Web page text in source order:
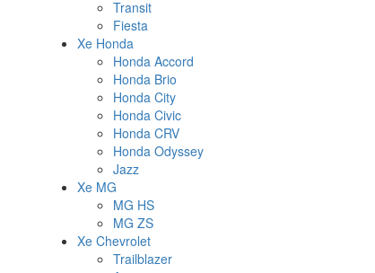
Transit
Fiesta
Xe Honda
Honda Accord
Honda Brio
Honda City
Honda Civic
Honda CRV
Honda Odyssey
Jazz
Xe MG
MG HS
MG ZS
Xe Chevrolet
Trailblazer